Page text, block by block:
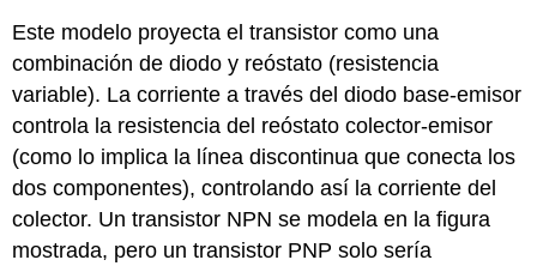
Este modelo proyecta el transistor como una
combinación de diodo y reóstato (resistencia
variable). La corriente a través del diodo base-emisor
controla la resistencia del reóstato colector-emisor
(como lo implica la línea discontinua que conecta los
dos componentes), controlando así la corriente del
colector. Un transistor NPN se modela en la figura
mostrada, pero un transistor PNP solo sería